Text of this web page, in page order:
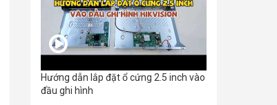
Hướng dẫn lắp đặt ổ cứng 2.5 inch vào
đầu ghi hình